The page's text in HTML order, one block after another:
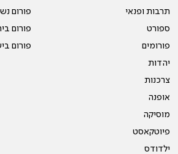
תרבות ופנאי
ספורט
פורומים
יהדות
צרכנות
אופנה
מוסיקה
פיוטקאסט
ילדודס
פורום
פורום
פורום